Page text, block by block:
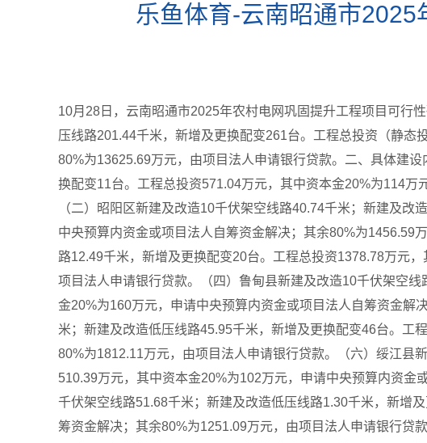
乐鱼体育-云南昭通市
10月28日，云南昭通市2025年农村电网巩固提升工程项目可行
压线路201.44千米，新增及更换配变261台。工程总投资（静
80%为13625.69万元，由项目法人申请银行贷款。二、具体建
换配变11台。工程总投资571.04万元，其中资本金20%为114万
（二）昭阳区新建及改造10千伏架空线路40.74千米；新建及
中央预算内资金或项目法人自筹资金解决；其余80%为1456.59
路12.49千米，新增及更换配变20台。工程总投资1378.78万元
项目法人申请银行贷款。（四）鲁甸县新建及改造10千伏架空
金20%为160万元，申请中央预算内资金或项目法人自筹资金解
米；新建及改造低压线路45.95千米，新增及更换配变46台。工
80%为1812.11万元，由项目法人申请银行贷款。（六）绥江县
510.39万元，其中资本金20%为102万元，申请中央预算内资
千伏架空线路51.68千米；新建及改造低压线路1.30千米，新增
筹资金解决；其余80%为1251.09万元，由项目法人申请银行贷